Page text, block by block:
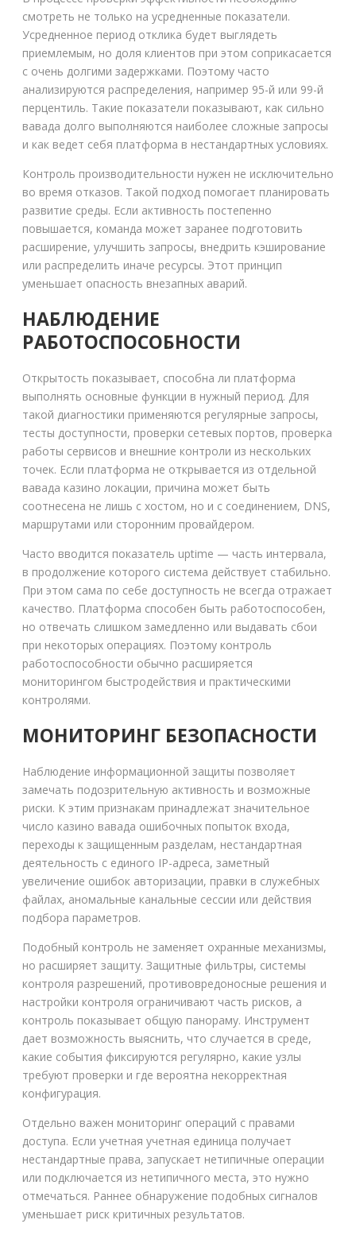
смотреть не только на усредненные показатели.
Усредненное период отклика будет выглядеть
приемлемым, но доля клиентов при этом соприкасается
с очень долгими задержками. Поэтому часто
анализируются распределения, например 95-й или 99-й
перцентиль. Такие показатели показывают, как сильно
вавада долго выполняются наиболее сложные запросы
и как ведет себя платформа в нестандартных условиях.
Контроль производительности нужен не исключительно
во время отказов. Такой подход помогает планировать
развитие среды. Если активность постепенно
повышается, команда может заранее подготовить
расширение, улучшить запросы, внедрить кэширование
или распределить иначе ресурсы. Этот принцип
уменьшает опасность внезапных аварий.
НАБЛЮДЕНИЕ
РАБОТОСПОСОБНОСТИ
Открытость показывает, способна ли платформа
выполнять основные функции в нужный период. Для
такой диагностики применяются регулярные запросы,
тесты доступности, проверки сетевых портов, проверка
работы сервисов и внешние контроли из нескольких
точек. Если платформа не открывается из отдельной
вавада казино локации, причина может быть
соотнесена не лишь с хостом, но и с соединением, DNS,
маршрутами или сторонним провайдером.
Часто вводится показатель uptime — часть интервала,
в продолжение которого система действует стабильно.
При этом сама по себе доступность не всегда отражает
качество. Платформа способен быть работоспособен,
но отвечать слишком замедленно или выдавать сбои
при некоторых операциях. Поэтому контроль
работоспособности обычно расширяется
мониторингом быстродействия и практическими
контролями.
МОНИТОРИНГ БЕЗОПАСНОСТИ
Наблюдение информационной защиты позволяет
замечать подозрительную активность и возможные
риски. К этим признакам принадлежат значительное
число казино вавада ошибочных попыток входа,
переходы к защищенным разделам, нестандартная
деятельность с единого IP-адреса, заметный
увеличение ошибок авторизации, правки в служебных
файлах, аномальные канальные сессии или действия
подбора параметров.
Подобный контроль не заменяет охранные механизмы,
но расширяет защиту. Защитные фильтры, системы
контроля разрешений, противовредоносные решения и
настройки контроля ограничивают часть рисков, а
контроль показывает общую панораму. Инструмент
дает возможность выяснить, что случается в среде,
какие события фиксируются регулярно, какие узлы
требуют проверки и где вероятна некорректная
конфигурация.
Отдельно важен мониторинг операций с правами
доступа. Если учетная учетная единица получает
нестандартные права, запускает нетипичные операции
или подключается из нетипичного места, это нужно
отмечаться. Раннее обнаружение подобных сигналов
уменьшает риск критичных результатов.